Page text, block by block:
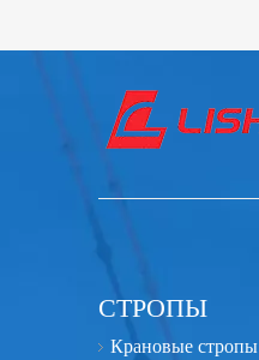
СТРОПЫ
Крановые стропы